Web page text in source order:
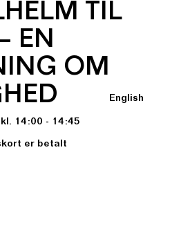
English
TIL
EN
OM
14:00 - 14:45
er betalt